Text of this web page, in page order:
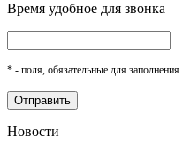
Время удобное для звонка
* - поля, обязательные для заполнения
Новости